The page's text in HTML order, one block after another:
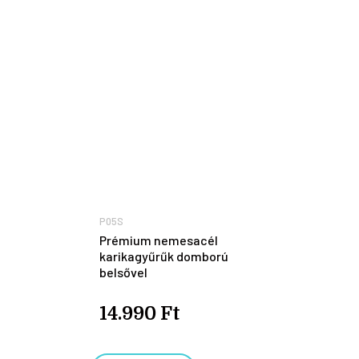
P05S
Prémium nemesacél
karikagyűrűk domború
belsővel
14.990 Ft